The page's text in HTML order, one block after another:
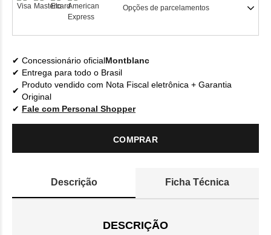
Opções de parcelamentos
Concessionário oficialMontblanc
Entrega para todo o Brasil
Produto vendido com Nota Fiscal eletrônica + Garantia
Original
Fale com Personal Shopper
COMPRAR
Descrição Ficha Técnica
DESCRIÇÃO